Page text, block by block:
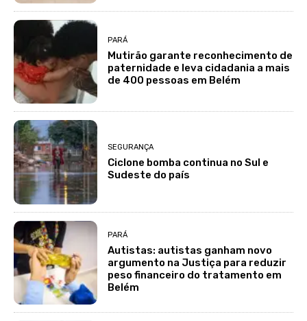
PARÁ
Mutirão garante reconhecimento de
paternidade e leva cidadania a mais
de 400 pessoas em Belém
SEGURANÇA
Ciclone bomba continua no Sul e
Sudeste do país
PARÁ
Autistas: autistas ganham novo
argumento na Justiça para reduzir
peso financeiro do tratamento em
Belém